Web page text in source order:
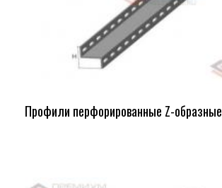
Профили перфорированные Z-образные